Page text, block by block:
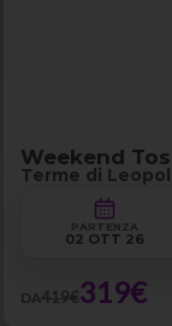
Weekend
Terme di
PARTENZA
02 OTT 26
DA419€319€